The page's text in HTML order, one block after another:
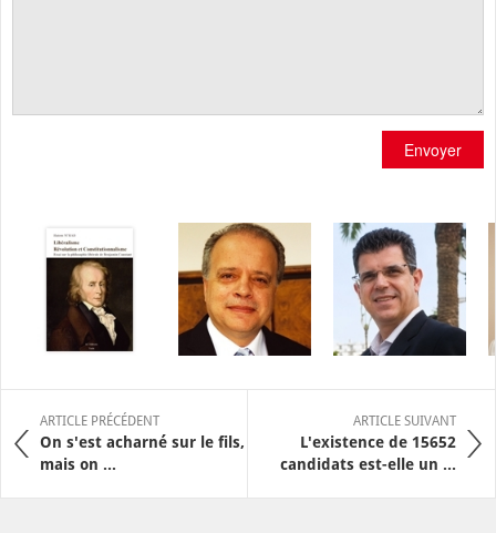
Envoyer
ARTICLE PRÉCÉDENT
On s'est acharné sur le fils,
mais on ...
ARTICLE SUIVANT
L'existence de 15652
candidats est-elle un ...